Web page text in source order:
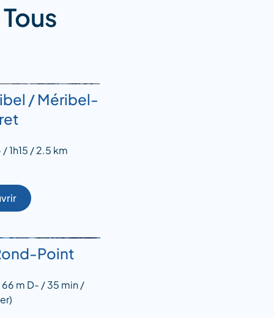
/ Méribel-
1h15 / 2.5 km
Point
m D- / 35 min /